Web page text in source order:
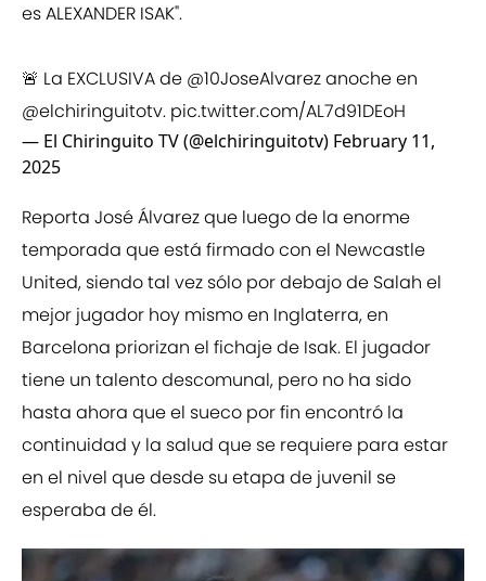
es ALEXANDER ISAK".
🚨 La EXCLUSIVA de @10JoseAlvarezanoche en
@elchiringuitotv. pic.twitter.com/AL7d91DEoH
— El Chiringuito TV (@elchiringuitotv) February 11,
2025
Reporta José Álvarez que luego de la enorme
temporada que está firmado con el Newcastle
United, siendo tal vez sólo por debajo de Salah el
mejor jugador hoy mismo en Inglaterra, en
Barcelona priorizan el fichaje de Isak. El jugador
tiene un talento descomunal, pero no ha sido
hasta ahora que el sueco por fin encontró la
continuidad y la salud que se requiere para estar
en el nivel que desde su etapa de juvenil se
esperaba de él.